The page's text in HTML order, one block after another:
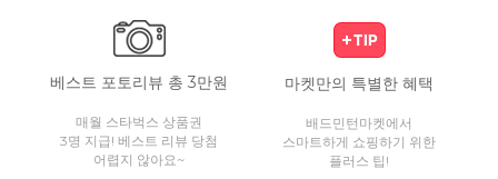
베스트 포토리뷰 총 3만원
매월 스타벅스 상품권
3명 지급! 베스트 리뷰 당첨
어렵지 않아요~
마켓만의 특별한 혜택
배드민턴마켓에서
스마트하게 쇼핑하기 위한
플러스 팁!